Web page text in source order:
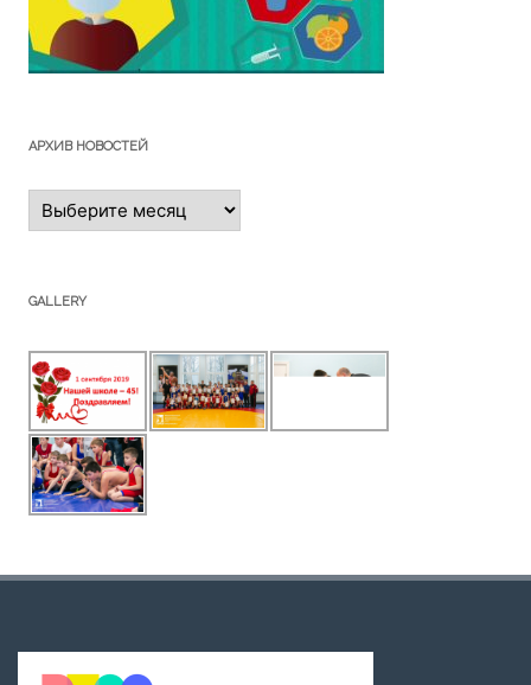
АРХИВ НОВОСТЕЙ
Архив
новостей
GALLERY